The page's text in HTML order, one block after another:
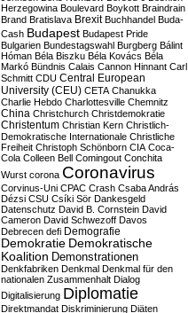
Herzegowina Boulevard Boykott Braindrain
Brand Bratislava Brexit Buchhandel Buda-
Cash Budapest Budapest Pride
Bulgarien Bundestagswahl Burgberg Bálint
Hóman Béla Biszku Béla Kovács Béla
Markó Bündnis Calais Cannon Hinnant Carl
Schmitt CDU Central European
University (CEU) CETA Chanukka
Charlie Hebdo Charlottesville Chemnitz
China Christchurch Christdemokratie
Christentum Christian Kern Christlich-
Demokratische Internationale Christliche
Freiheit Christoph Schönborn CIA Coca-
Cola Colleen Bell Comingout Conchita
Wurst corona Coronavirus
Corvinus-Uni CPAC Crash Csaba András
Dézsi CSU Csíki Sör Dankesgeld
Datenschutz David B. Cornstein David
Cameron David Schwezoff Davos
Debrecen defi Demografie
Demokratie Demokratische
Koalition Demonstrationen
Denkfabriken Denkmal Denkmal für den
nationalen Zusammenhalt Dialog
Digitalisierung Diplomatie
Direktmandat Diskriminierung Diäten